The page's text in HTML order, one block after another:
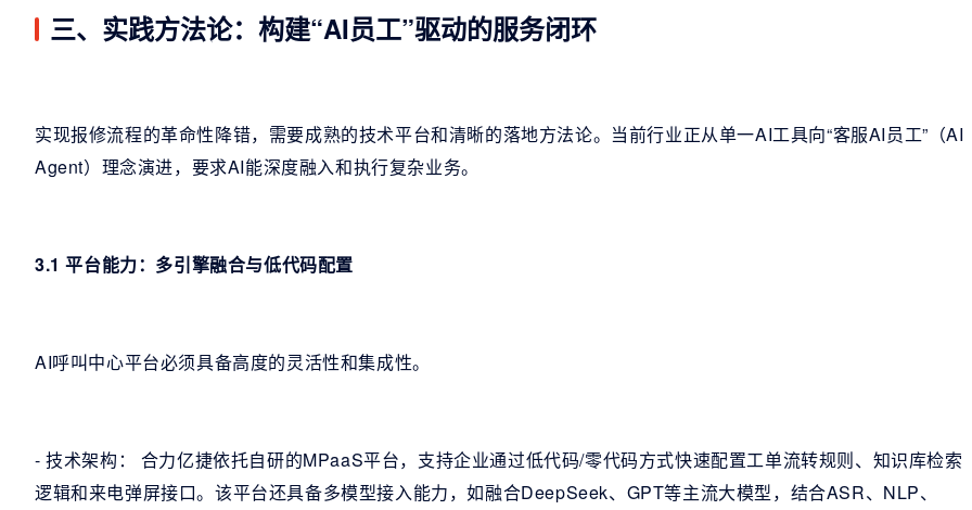
三、实践方法论：构建“AI员工”驱动的服务闭环
实现报修流程的革命性降错，需要成熟的技术平台和清晰的落地方法论。当前行业正从单一AI工具向“客服AI员工”（AI
Agent）理念演进，要求AI能深度融入和执行复杂业务。
3.1 平台能力：多引擎融合与低代码配置
AI呼叫中心平台必须具备高度的灵活性和集成性。
- 技术架构： 合力亿捷依托自研的MPaaS平台，支持企业通过低代码/零代码方式快速配置工单流转规则、知识库检索
逻辑和来电弹屏接口。该平台还具备多模型接入能力，如融合DeepSeek、GPT等主流大模型，结合ASR、NLP、